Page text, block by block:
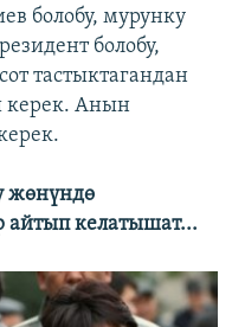
болобу, мурунку
болобу,
тастыктагандан
керек. Анын
жөнүндө
айтып келатышат...